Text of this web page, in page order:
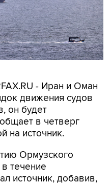
- Иран и Оман
движения судов
он будет
в четверг
на источник.
Ормузского
течение
источник, добавив,